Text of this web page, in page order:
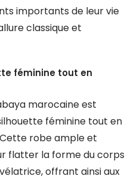
importants de leur vie
classique et
féminine tout en
marocaine est
féminine tout en
robe ample et
flatter la forme du corps
offrant ainsi aux